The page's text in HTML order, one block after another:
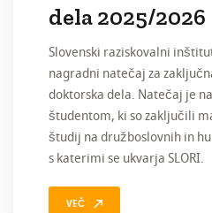
dela 2025/2026
Slovenski raziskovalni
nagradni natečaj za
doktorska dela. Natečaj je
študentom, ki so zaključili
študij na družboslovnih in
s katerimi se ukvarja SLORI.
VEČ